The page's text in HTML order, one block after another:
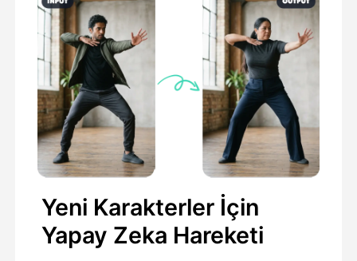
Yeni Karakterler İçin
Yapay Zeka Hareketi